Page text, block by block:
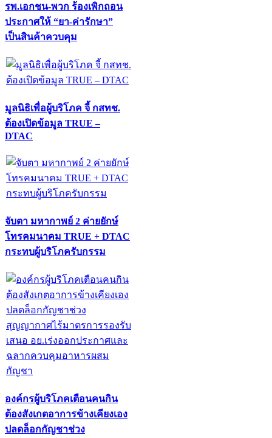
รพ.เอกชน-พวก ร้องเพิกถอน
ประกาศให้ “ยา-ค่ารักษา”
เป็นสินค้าควบคุม
มูลนิธิเพื่อผู้บริโภค จี้ กสทช.
ต้องเปิดข้อมูล TRUE –
DTAC
จับตา มหากาพย์ 2 ค่ายยักษ์
โทรคมนาคม TRUE + DTAC
กระทบผู้บริโภครับกรรม
องค์กรผู้บริโภคเตือนคนกิน
ต้องสังเกตอาการข้างเคียงเอง
ปลดล็อกกัญชาช่วง